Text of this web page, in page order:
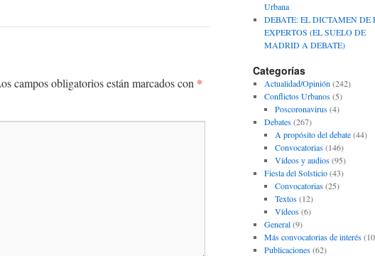
campos obligatorios están marcados con *
Urbana
DEBATE: EL DICTAMEN DE
EXPERTOS (EL SUELO DE
MADRID A DEBATE)
Categorías
Actualidad/Opinión (242)
Conflictos Urbanos(5)
Poscoronavirus(4)
Debates(267)
A propósito del debate(44)
Convocatorias(146)
Vídeos y audios(95)
Fiesta del Solsticio(43)
Convocatorias(25)
Textos(12)
Vídeos(6)
General(9)
Más convocatorias de interés
Publicaciones(62)